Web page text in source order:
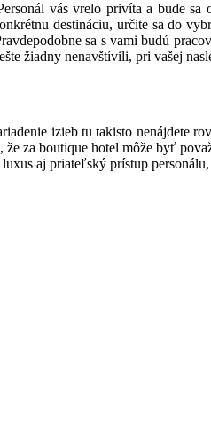
vás vrelo privíta a bude
destináciu, určite sa do
sa s vami budú
žiadny nenavštívili, pri vašej
izieb tu takisto nenájdete
za boutique hotel môže byť
aj priateľský prístup